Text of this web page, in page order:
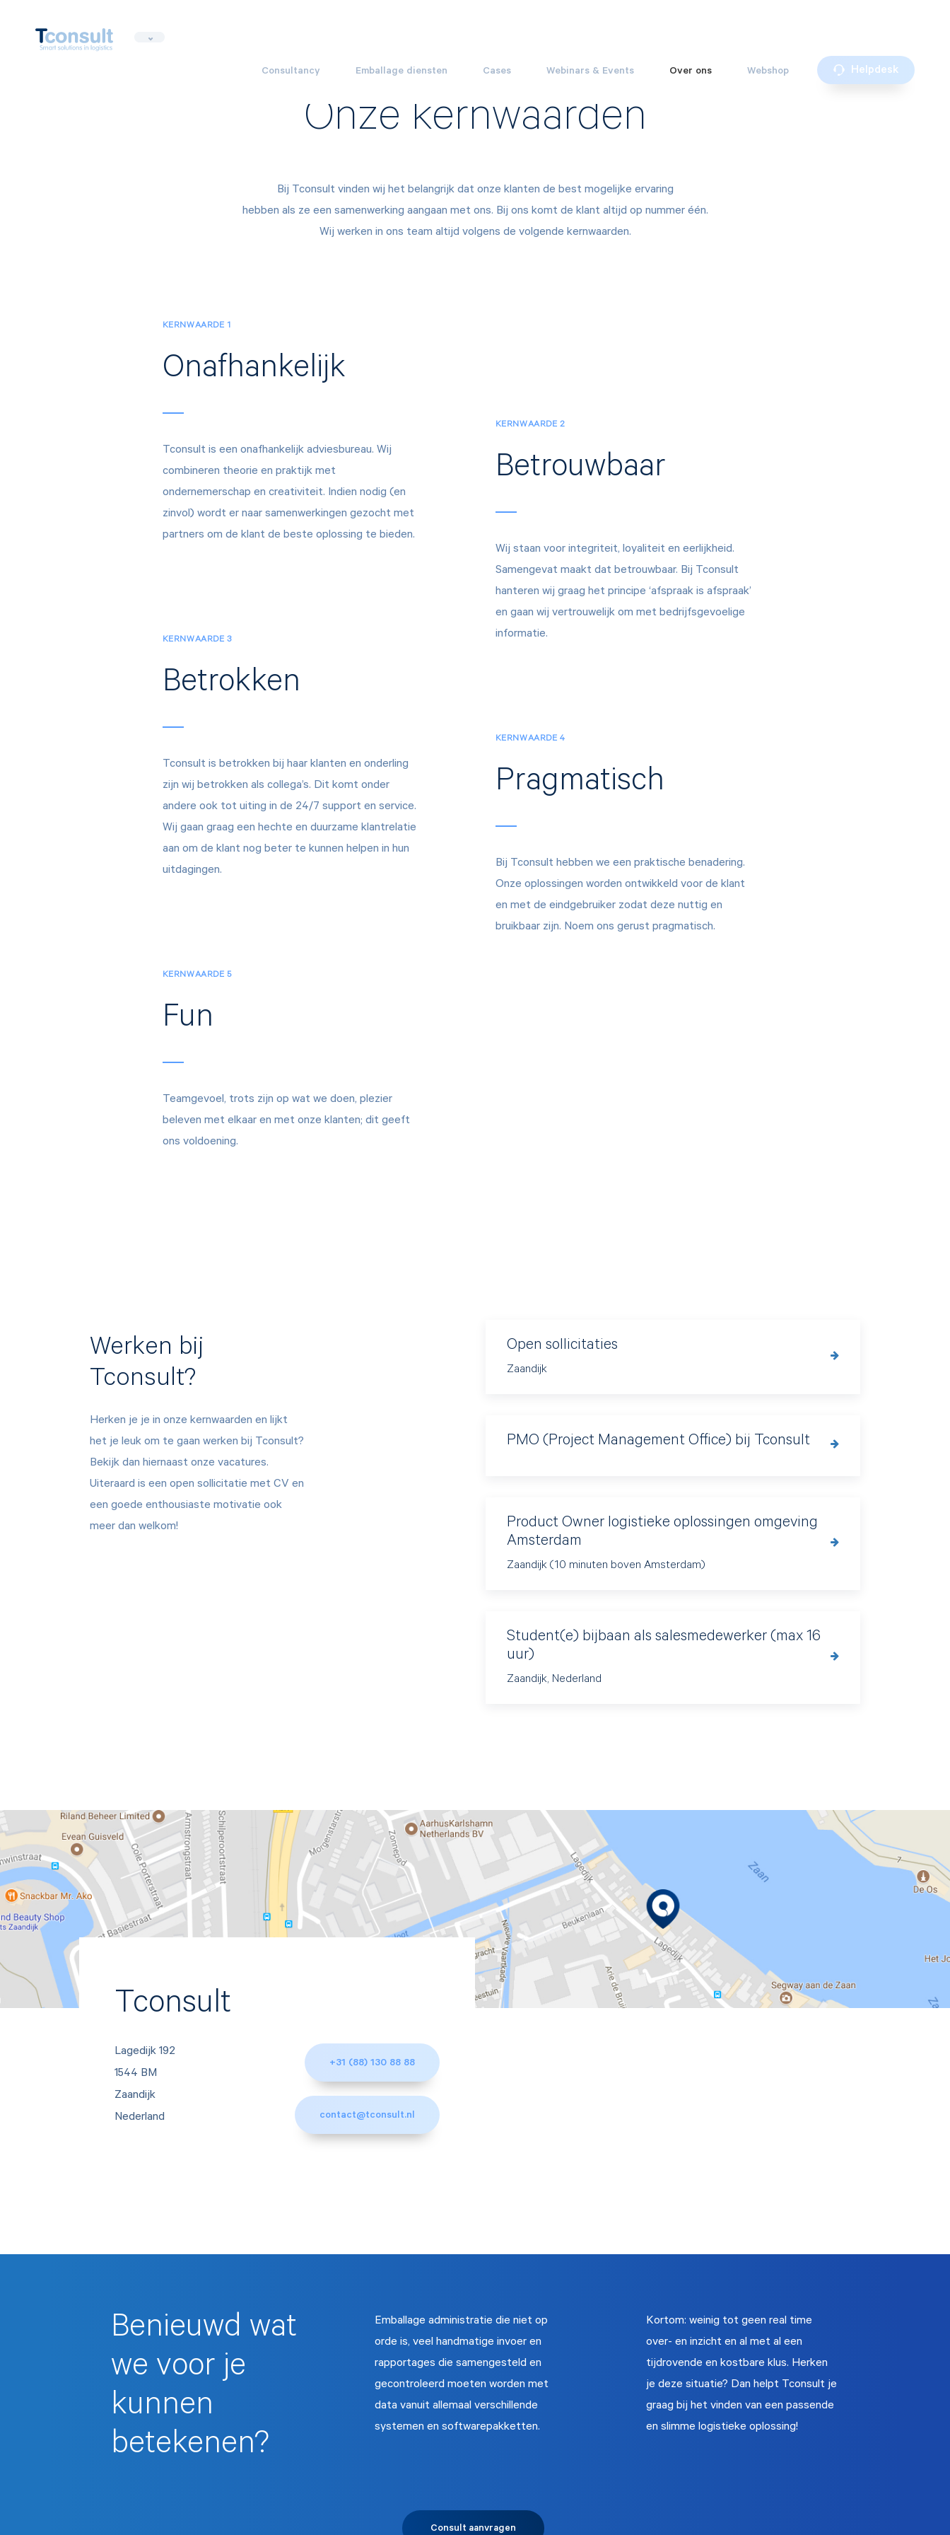
Consultancy Emballage diensten Cases Webinars & Events Over ons Webshop Helpdesk
Onze kernwaarden
Bij Tconsult vinden wij het belangrijk dat onze klanten de best mogelijke ervaring
hebben als ze een samenwerking aangaan met ons. Bij ons komt de klant altijd op nummer één.
Wij werken in ons team altijd volgens de volgende kernwaarden.
KERNWAARDE 1
Onafhankelijk
Tconsult is een onafhankelijk adviesbureau. Wij
combineren theorie en praktijk met
ondernemerschap en creativiteit. Indien nodig (en
zinvol) wordt er naar samenwerkingen gezocht met
partners om de klant de beste oplossing te bieden.
KERNWAARDE 2
Betrouwbaar
Wij staan voor integriteit, loyaliteit en eerlijkheid.
Samengevat maakt dat betrouwbaar. Bij Tconsult
hanteren wij graag het principe ‘afspraak is afspraak’
en gaan wij vertrouwelijk om met bedrijfsgevoelige
informatie.
KERNWAARDE 3
Betrokken
Tconsult is betrokken bij haar klanten en onderling
zijn wij betrokken als collega’s. Dit komt onder
andere ook tot uiting in de 24/7 support en service.
Wij gaan graag een hechte en duurzame klantrelatie
aan om de klant nog beter te kunnen helpen in hun
uitdagingen.
KERNWAARDE 4
Pragmatisch
Bij Tconsult hebben we een praktische benadering.
Onze oplossingen worden ontwikkeld voor de klant
en met de eindgebruiker zodat deze nuttig en
bruikbaar zijn. Noem ons gerust pragmatisch.
KERNWAARDE 5
Fun
Teamgevoel, trots zijn op wat we doen, plezier
beleven met elkaar en met onze klanten; dit geeft
ons voldoening.
Werken bij
Tconsult?
Herken je je in onze kernwaarden en lijkt
het je leuk om te gaan werken bij Tconsult?
Bekijk dan hiernaast onze vacatures.
Uiteraard is een open sollicitatie met CV en
een goede enthousiaste motivatie ook
meer dan welkom!
Open sollicitaties
Zaandijk
PMO (Project Management Office) bij Tconsult
Product Owner logistieke oplossingen omgeving
Amsterdam
Zaandijk (10 minuten boven Amsterdam)
Student(e) bijbaan als salesmedewerker (max 16
uur)
Zaandijk, Nederland
Tconsult
Lagedijk 192
1544 BM
Zaandijk
Nederland
+31 (88) 130 88 88
contact@tconsult.nl
Benieuwd wat
we voor je
kunnen
betekenen?
Emballage administratie die niet op
orde is, veel handmatige invoer en
rapportages die samengesteld en
gecontroleerd moeten worden met
data vanuit allemaal verschillende
systemen en softwarepakketten.
Kortom: weinig tot geen real time
over- en inzicht en al met al een
tijdrovende en kostbare klus. Herken
je deze situatie? Dan helpt Tconsult je
graag bij het vinden van een passende
en slimme logistieke oplossing!
Consult aanvragen